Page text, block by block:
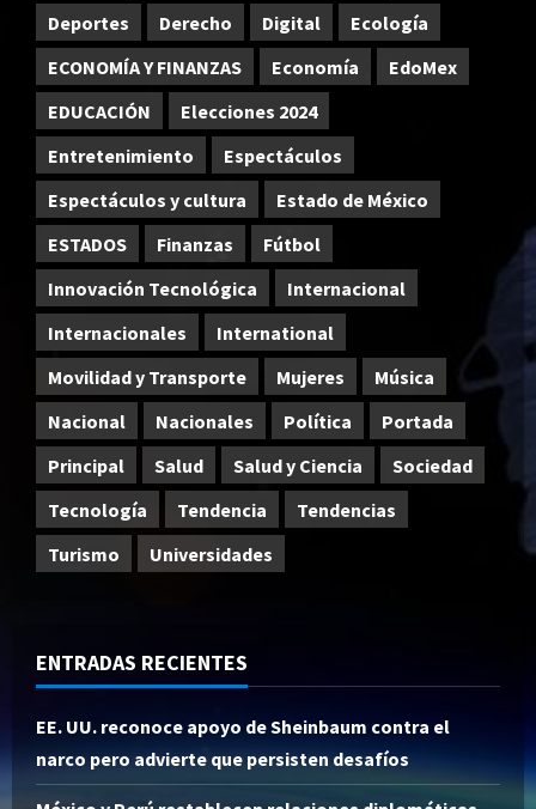
Deportes
Derecho Digital
Ecología
ECONOMÍA Y FINANZAS
Economía
EdoMex
EDUCACIÓN
Elecciones 2024
Entretenimiento
Espectáculos
Espectáculos y cultura
Estado de México
ESTADOS
Finanzas
Fútbol
Innovación Tecnológica
Internacional
Internacionales
International
Movilidad y Transporte
Mujeres
Música
Nacional
Nacionales Política
Portada
Principal
Salud Salud y Ciencia
Sociedad
Tecnología
Tendencia
Tendencias
Turismo
Universidades
ENTRADAS RECIENTES
EE. UU. reconoce apoyo de Sheinbaum contra el
narco pero advierte que persisten desafíos